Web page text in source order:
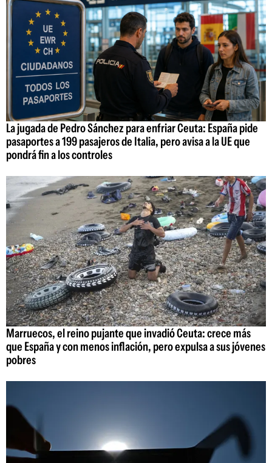
La jugada de Pedro Sánchez para enfriar Ceuta: España pide
pasaportes a 199 pasajeros de Italia, pero avisa a la UE que
pondrá fin a los controles
Marruecos, el reino pujante que invadió Ceuta: crece más
que España y con menos inflación, pero expulsa a sus jóvenes
pobres